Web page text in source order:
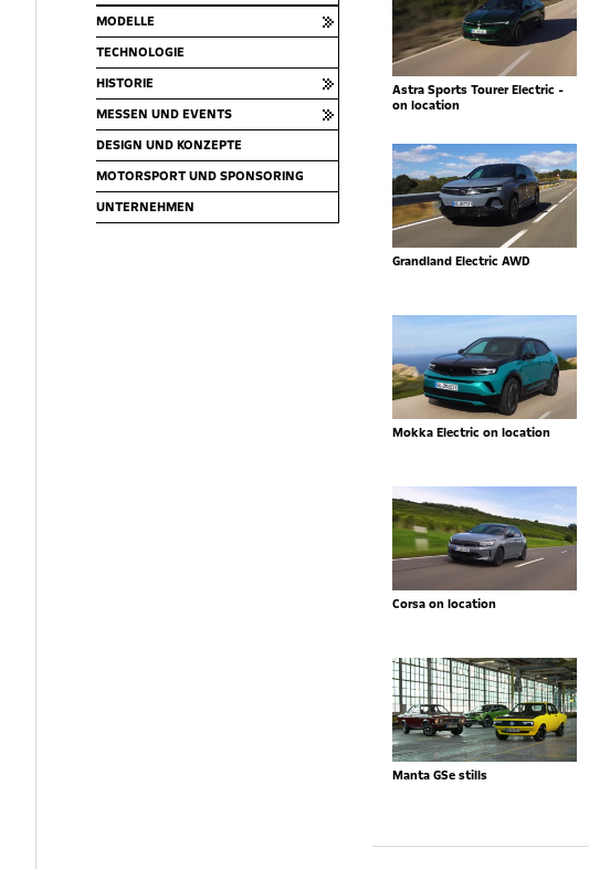
MODELLE
TECHNOLOGIE
HISTORIE
MESSEN UND EVENTS
DESIGN UND KONZEPTE
MOTORSPORT UND SPONSORING
UNTERNEHMEN
Astra Sports Tourer Electric -
on location
Grandland Electric AWD
Mokka Electric on location
Corsa on location
Manta GSe stills